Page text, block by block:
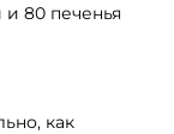
80 печенья
как